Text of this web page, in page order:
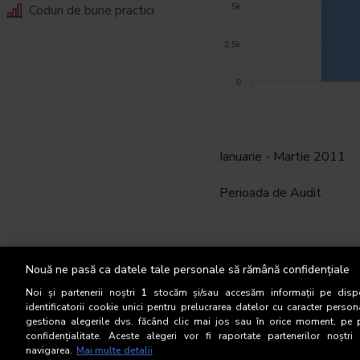
Coduri de bune practici
0
2.5k
5k
Ianuarie - Martie 2011
Perioada de Audit
Ianuarie
Februarie
Martie
Nouă ne pasă ca datele tale personale să rămână confidențiale
Noi și partenerii noștri 1 stocăm și/sau accesăm informații pe
identificatorii cookie unici pentru prelucrarea datelor cu caracter
gestiona alegerile dvs. făcând clic mai jos sau în orice moment, pe
confidențialitate. Aceste alegeri vor fi raportate partenerilor
navigarea. Mai multe detalii